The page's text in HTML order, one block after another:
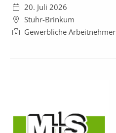
20. Juli 2026
Stuhr-Brinkum
Gewerbliche Arbeitnehmer